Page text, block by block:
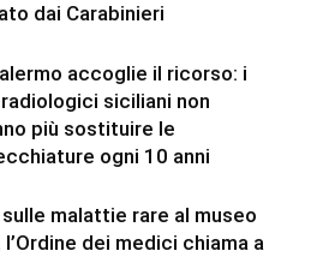
dai Carabinieri
accoglie il ricorso: i
siciliani non
più sostituire le
ogni 10 anni
malattie rare al museo
dei medici chiama a